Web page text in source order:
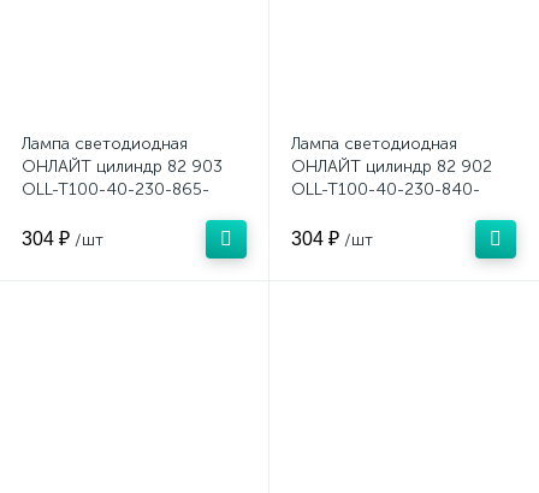
Лампа светодиодная
ОНЛАЙТ цилиндр 82 903
OLL-T100-40-230-865-
304 ₽ /шт
Лампа светодиодная
ОНЛАЙТ цилиндр 82 902
OLL-T100-40-230-840-
304 ₽ /шт